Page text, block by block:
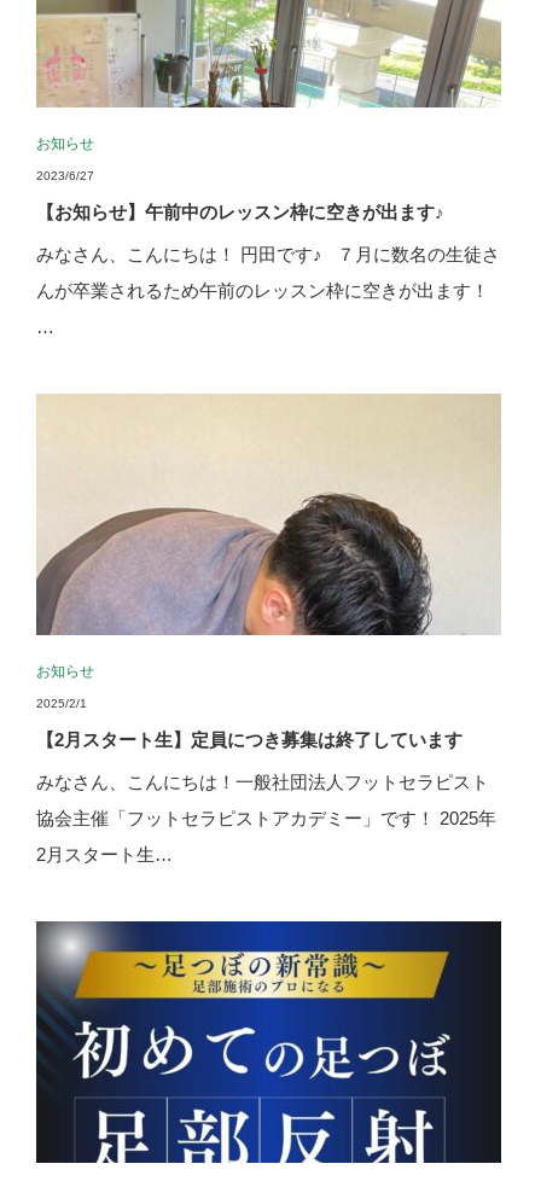
お知らせ
2023/6/27
【お知らせ】午前中のレッスン枠に空きが出ます♪
みなさん、こんにちは！ 円田です♪ ７月に数名の生徒さ
んが卒業されるため午前のレッスン枠に空きが出ます！
…
お知らせ
2025/2/1
【2月スタート生】定員につき募集は終了しています
みなさん、こんにちは！一般社団法人フットセラピスト
協会主催「フットセラピストアカデミー」です！ 2025年
2月スタート生…